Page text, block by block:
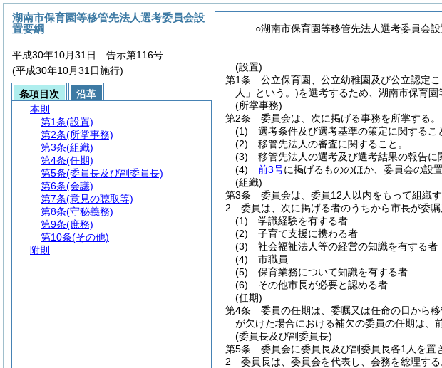
○湖南市保育園等移管先法人選考委員会設
(設置)
第1条
公立保育園、公立幼稚園及び公立認定こ
人」という。)を選考するため、湖南市保育
(所掌事務)
第2条
委員会は、次に掲げる事務を所掌する。
(1)
選考条件及び選考基準の策定に関するこ
(2)
移管先法人の審査に関すること。
(3)
移管先法人の選考及び選考結果の報告に
(4)
前3号に掲げるもののほか、委員会の設
(組織)
第3条
委員会は、委員12人以内をもって組織す
2
委員は、次に掲げる者のうちから市長が委嘱
(1)
学識経験を有する者
(2)
子育て支援に携わる者
(3)
社会福祉法人等の経営の知識を有する者
(4)
市職員
(5)
保育業務について知識を有する者
(6)
その他市長が必要と認める者
(任期)
第4条
委員の任期は、委嘱又は任命の日から
が欠けた場合における補欠の委員の任期は、
(委員長及び副委員長)
第5条
委員会に委員長及び副委員長各1人を置
2
委員長は、委員会を代表し、会務を総理する
湖南市保育園等移管先法人選考委員会設
置要綱
平成30年10月31日 告示第116号
(平成30年10月31日施行)
条項目次
沿革
本則
第1条(設置)
第2条(所掌事務)
第3条(組織)
第4条(任期)
第5条(委員長及び副委員長)
第6条(会議)
第7条(意見の聴取等)
第8条(守秘義務)
第9条(庶務)
第10条(その他)
附則